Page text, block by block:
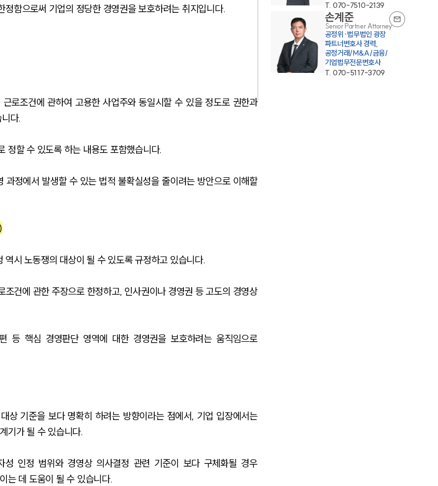
PROFESSIONALS
함으로써 기업의 정당한 경영권을 보호하려는 취지입니다.
로조건에 관하여 고용한 사업주와 동일시할 수 있을 정도로 권한과
다.
정할 수 있도록 하는 내용도 포함했습니다.
정에서 발생할 수 있는 법적 불확실성을 줄이려는 방안으로 이해할
시 노동쟁의 대상이 될 수 있도록 규정하고 있습니다.
건에 관한 주장으로 한정하고, 인사권이나 경영권 등 고도의 경영상
등 핵심 경영판단 영역에 대한 경영권을 보호하려는 움직임으로
상 기준을 보다 명확히 하려는 방향이라는 점에서, 기업 입장에서는
기가 될 수 있습니다.
인정 범위와 경영상 의사결정 관련 기준이 보다 구체화될 경우
는 데 도움이 될 수 있습니다.
T. 070-7510-2139
손계준
Senior Partner Attorney
공정위·법무법인 광장
파트너변호사 경력,
공정거래/M&A/금융/
기업법무전문변호사
T. 070-5117-3709